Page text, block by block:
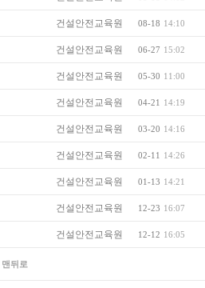
건설안전교육원 08-18 14:10
건설안전교육원 06-27 15:02
건설안전교육원 05-30 11:00
건설안전교육원 04-21 14:19
건설안전교육원 03-20 14:16
건설안전교육원 02-11 14:26
건설안전교육원 01-13 14:21
건설안전교육원 12-23 16:07
건설안전교육원 12-12 16:05
맨뒤로